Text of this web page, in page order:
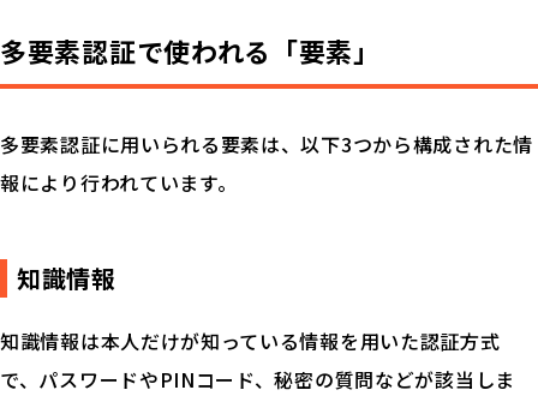
多要素認証で使われる「要素」
多要素認証に用いられる要素は、以下3つから構成された情
報により行われています。
知識情報
知識情報は本人だけが知っている情報を用いた認証方式
で、パスワードやPINコード、秘密の質問などが該当しま